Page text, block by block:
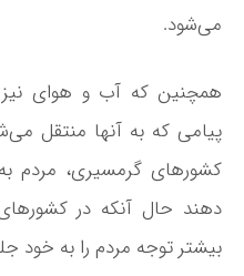
می‌­شود.
همچنین که آب و هوای
پیامی که به آنها منتقل
کشورهای گرمسیری، مردم
دهند حال آنکه در
بیشتر توجه مردم را به خود